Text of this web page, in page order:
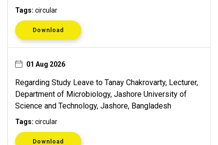
Tags: circular
Download
01 Aug 2026
Regarding Study Leave to Tanay Chakrovarty, Lecturer,
Department of Microbiology, Jashore University of
Science and Technology, Jashore, Bangladesh
Tags: circular
Download